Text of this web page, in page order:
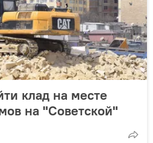
клад на месте
на "Советской"